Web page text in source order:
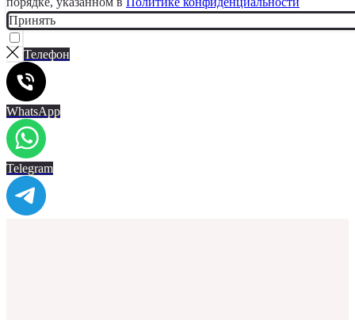
Принять
Телефон
WhatsApp
Telegram